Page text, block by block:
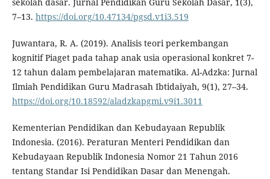
sekolah dasar. Jurnal Pendidikan Guru Sekolah Dasar, 1(3),
7–13. https://doi.org/10.47134/pgsd.v1i3.519
Juwantara, R. A. (2019). Analisis teori perkembangan
kognitif Piaget pada tahap anak usia operasional konkret 7-
12 tahun dalam pembelajaran matematika. Al-Adzka: Jurnal
Ilmiah Pendidikan Guru Madrasah Ibtidaiyah, 9(1), 27–34.
https://doi.org/10.18592/aladzkapgmi.v9i1.3011
Kementerian Pendidikan dan Kebudayaan Republik
Indonesia. (2016). Peraturan Menteri Pendidikan dan
Kebudayaan Republik Indonesia Nomor 21 Tahun 2016
tentang Standar Isi Pendidikan Dasar dan Menengah.